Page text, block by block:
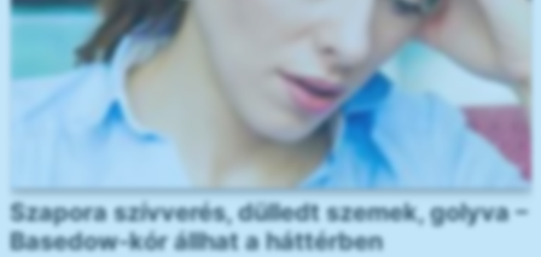
Szapora szívverés, dülledt szemek, golyva –
Basedow-kór állhat a háttérben